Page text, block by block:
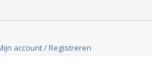
account / Registreren